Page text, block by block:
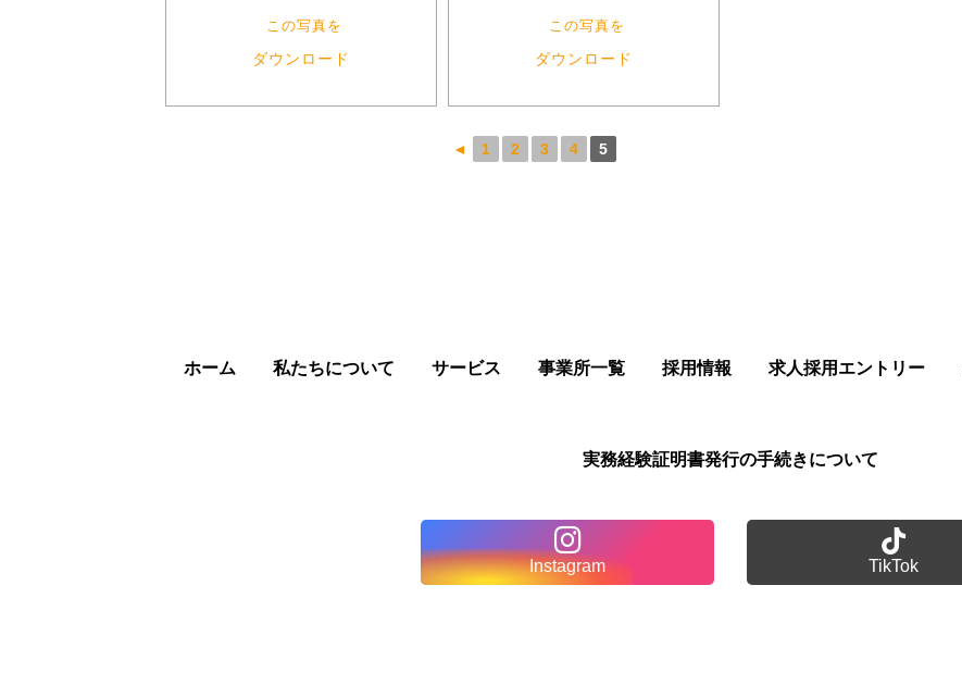
この写真を
ダウンロード
この写真を
ダウンロード
◄ 1 2 3 4 5
ホーム 私たちについて サービス 事業所一覧 採用情報 求人採用エントリー
実務経験証明書発行の手続きについて
Instagram TikTok